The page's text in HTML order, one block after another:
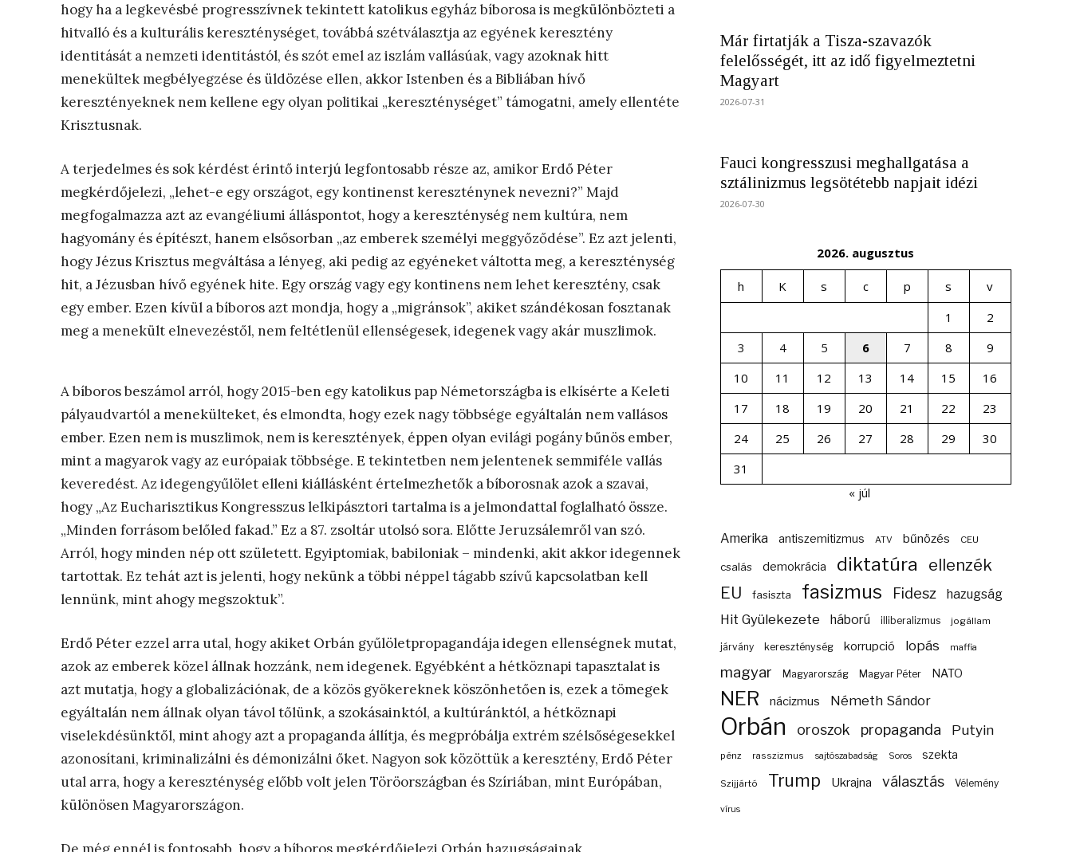
hogy ha a legkevésbé progresszívnek tekintett katolikus egyház bíborosa is megkülönbözteti a
hitvalló és a kulturális kereszténységet, továbbá szétválasztja az egyének keresztény
identitását a nemzeti identitástól, és szót emel az iszlám vallásúak, vagy azoknak hitt
menekültek megbélyegzése és üldözése ellen, akkor Istenben és a Bibliában hívő
keresztényeknek nem kellene egy olyan politikai „kereszténységet” támogatni, amely ellentéte
Krisztusnak.
A terjedelmes és sok kérdést érintő interjú legfontosabb része az, amikor Erdő Péter
megkérdőjelezi, „lehet-e egy országot, egy kontinenst kereszténynek nevezni?” Majd
megfogalmazza azt az evangéliumi álláspontot, hogy a kereszténység nem kultúra, nem
hagyomány és építészt, hanem elsősorban „az emberek személyi meggyőződése”. Ez azt jelenti,
hogy Jézus Krisztus megváltása a lényeg, aki pedig az egyéneket váltotta meg, a kereszténység
hit, a Jézusban hívő egyének hite. Egy ország vagy egy kontinens nem lehet keresztény, csak
egy ember. Ezen kívül a bíboros azt mondja, hogy a „migránsok”, akiket szándékosan fosztanak
meg a menekült elnevezéstől, nem feltétlenül ellenségesek, idegenek vagy akár muszlimok.
A bíboros beszámol arról, hogy 2015-ben egy katolikus pap Németországba is elkísérte a Keleti
pályaudvartól a menekülteket, és elmondta, hogy ezek nagy többsége egyáltalán nem vallásos
ember. Ezen nem is muszlimok, nem is keresztények, éppen olyan evilági pogány bűnös ember,
mint a magyarok vagy az európaiak többsége. E tekintetben nem jelentenek semmiféle vallás
keveredést. Az idegengyűlölet elleni kiállásként értelmezhetők a bíborosnak azok a szavai,
hogy „Az Eucharisztikus Kongresszus lelkipásztori tartalma is a jelmondattal foglalható össze.
„Minden forrásom belőled fakad.” Ez a 87. zsoltár utolsó sora. Előtte Jeruzsálemről van szó.
Arról, hogy minden nép ott született. Egyiptomiak, babiloniak – mindenki, akit akkor idegennek
tartottak. Ez tehát azt is jelenti, hogy nekünk a többi néppel tágabb szívű kapcsolatban kell
lennünk, mint ahogy megszoktuk”.
Erdő Péter ezzel arra utal, hogy akiket Orbán gyűlöletpropagandája idegen ellenségnek mutat,
azok az emberek közel állnak hozzánk, nem idegenek. Egyébként a hétköznapi tapasztalat is
azt mutatja, hogy a globalizációnak, de a közös gyökereknek köszönhetően is, ezek a tömegek
egyáltalán nem állnak olyan távol tőlünk, a szokásainktól, a kultúránktól, a hétköznapi
viselekdésünktől, mint ahogy azt a propaganda állítja, és megpróbálja extrém szélsőségesekkel
azonosítani, kriminalizálni és démonizálni őket. Nagyon sok közöttük a keresztény, Erdő Péter
utal arra, hogy a kereszténység előbb volt jelen Töröországban és Szíriában, mint Európában,
különösen Magyarországon.
Már firtatják a Tisza-szavazók
felelősségét, itt az idő figyelmeztetni
Magyart
2026-07-31
Fauci kongresszusi meghallgatása a
sztálinizmus legsötétebb napjait idézi
2026-07-30
2026. augusztus
h K s c p s
v
1
2
3
4 5 6 7 8
9
10
11 12 13 14 15
16
17
18 19 20 21 22
23
24
25 26 27 28 29
30
31
« júl
Amerika antiszemitizmus ATV bűnözés CEU
csalás demokrácia diktatúra ellenzék
EU fasiszta fasizmus Fidesz hazugság
Hit Gyülekezete háború illiberalizmus jogállam
járvány kereszténység korrupció lopás maffia
magyar Magyarország Magyar Péter NATO
NER nácizmus Németh Sándor
Orbán oroszok propaganda Putyin
pénz rasszizmus sajtószabadság Soros szekta
Szijjártó Trump Ukrajna választás Vélemény
vírus